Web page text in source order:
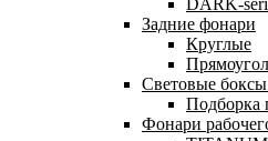
DARK-
Задние фонари
Круглые
Световые
Подборка
Фонари